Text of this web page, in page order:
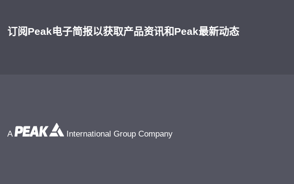
订阅Peak电子简报以获取产品资讯和Peak最新动态
A International Group Company